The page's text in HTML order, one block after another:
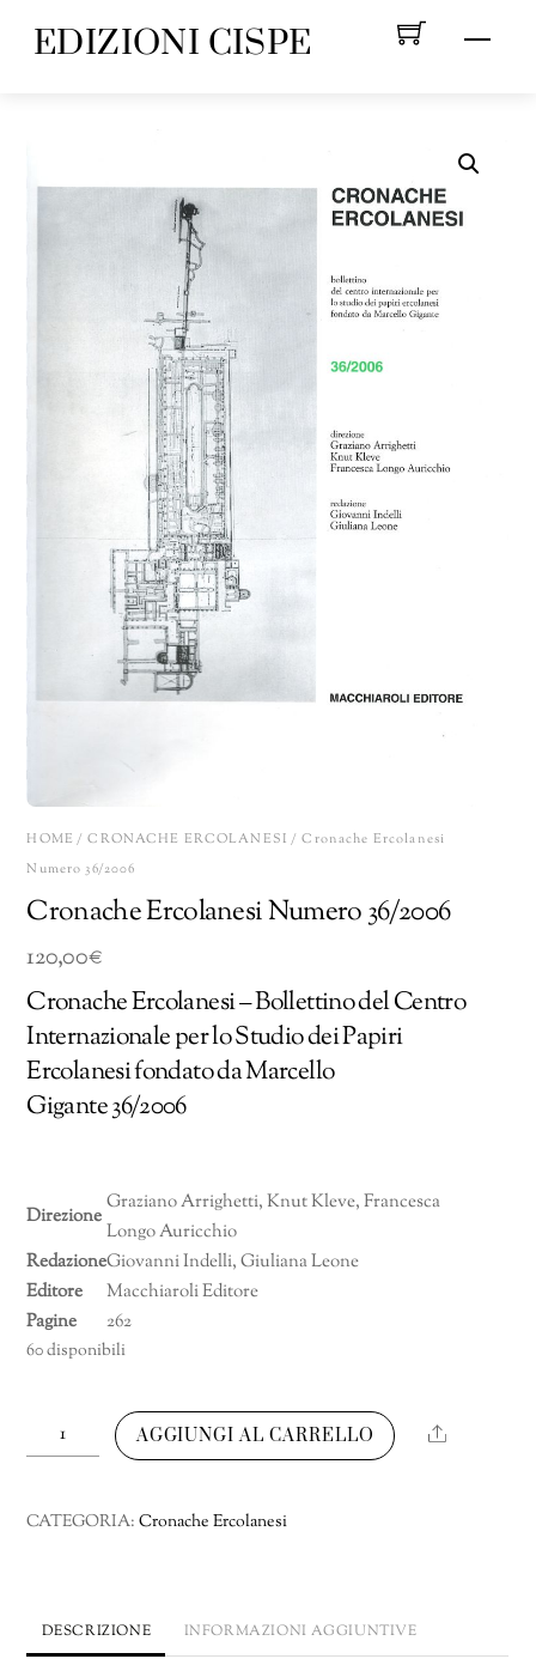
Menu
EDIZIONI CISPE
HOME /CRONACHE ERCOLANESI / Cronache Ercolanesi
Numero 36/2006
Cronache Ercolanesi Numero 36/2006
120,00€
Cronache Ercolanesi – Bollettino del Centro
Internazionale per lo Studio dei Papiri
Ercolanesi fondato da Marcello
Gigante 36/2006
Direzione
Graziano Arrighetti, Knut Kleve, Francesca
Longo Auricchio
RedazioneGiovanni Indelli, Giuliana Leone
Editore
Macchiaroli Editore
Pagine
262
60 disponibili
Cronache
Ercolanesi
36/2006
AGGIUNGI AL CARRELLO Share
CATEGORIA:Cronache Ercolanesi
DESCRIZIONE INFORMAZIONI AGGIUNTIVE